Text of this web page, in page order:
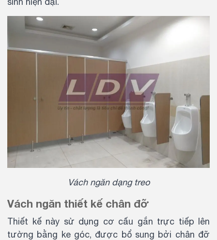
Vách ngăn dạng treo
Vách ngăn thiết kế chân đỡ
Thiết kế này sử dụng cơ cấu gắn trực tiếp lên
tường bằng ke góc, được bổ sung bởi chân đỡ